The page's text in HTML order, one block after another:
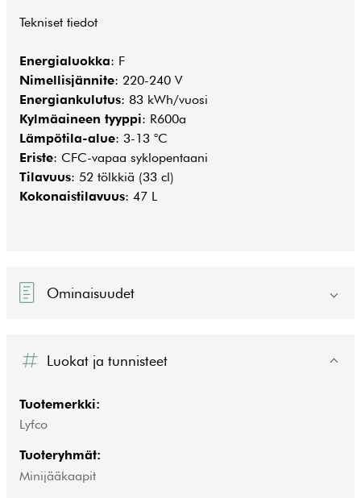
Tekniset tiedot
Energialuokka: F
Nimellisjännite: 220-240 V
Energiankulutus: 83 kWh/vuosi
Kylmäaineen tyyppi: R600a
Lämpötila-alue: 3-13 °C
Eriste: CFC-vapaa syklopentaani
Tilavuus: 52 tölkkiä (33 cl)
Kokonaistilavuus: 47 L
Ominaisuudet
Luokat ja tunnisteet
Tuotemerkki:
Lyfco
Tuoteryhmät:
Minijääkaapit